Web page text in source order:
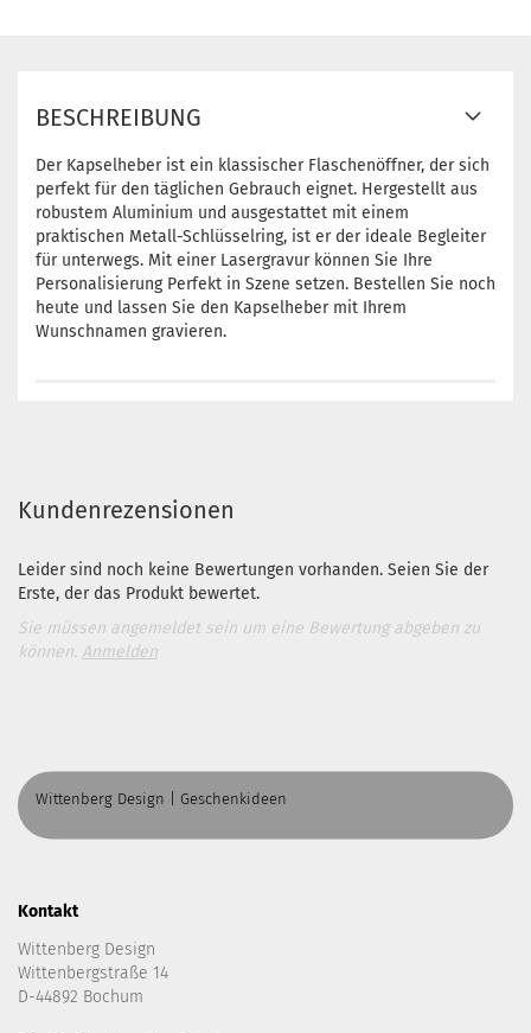
BESCHREIBUNG
Der Kapselheber ist ein klassischer Flaschenöffner, der sich
perfekt für den täglichen Gebrauch eignet. Hergestellt aus
robustem Aluminium und ausgestattet mit einem
praktischen Metall-Schlüsselring, ist er der ideale Begleiter
für unterwegs. Mit einer Lasergravur können Sie Ihre
Personalisierung Perfekt in Szene setzen. Bestellen Sie noch
heute und lassen Sie den Kapselheber mit Ihrem
Wunschnamen gravieren.
Kundenrezensionen
Leider sind noch keine Bewertungen vorhanden. Seien Sie der
Erste, der das Produkt bewertet.
Sie müssen angemeldet sein um eine Bewertung abgeben zu
können. Anmelden
Wittenberg Design | Geschenkideen
Kontakt
Wittenberg Design
Wittenbergstraße 14
D-44892 Bochum